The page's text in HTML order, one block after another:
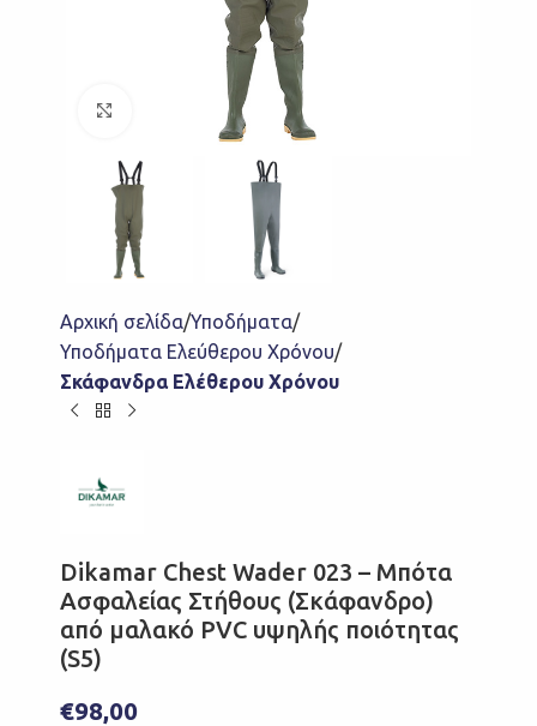
Click to enlarge
Αρχική σελίδα Υποδήματα
Υποδήματα Ελεύθερου Χρόνου
Σκάφανδρα Ελέθερου Χρόνου
Dikamar Chest Wader 023 – Μπότα
Ασφαλείας Στήθους (Σκάφανδρο)
από μαλακό PVC υψηλής ποιότητας
(S5)
€98,00